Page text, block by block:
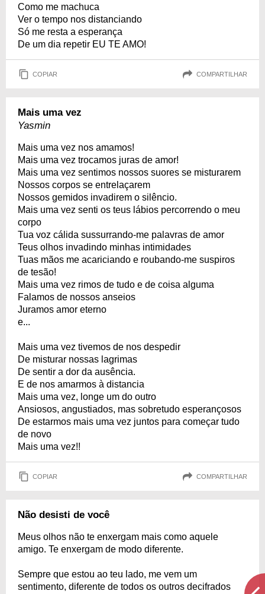
Como me machuca
Ver o tempo nos distanciando
Só me resta a esperança
De um dia repetir EU TE AMO!
COPIAR COMPARTILHAR
Mais uma vez
Yasmin
Mais uma vez nos amamos!
Mais uma vez trocamos juras de amor!
Mais uma vez sentimos nossos suores se misturarem
Nossos corpos se entrelaçarem
Nossos gemidos invadirem o silêncio.
Mais uma vez senti os teus lábios percorrendo o meu
corpo
Tua voz cálida sussurrando-me palavras de amor
Teus olhos invadindo minhas intimidades
Tuas mãos me acariciando e roubando-me suspiros
de tesão!
Mais uma vez rimos de tudo e de coisa alguma
Falamos de nossos anseios
Juramos amor eterno
e...
Mais uma vez tivemos de nos despedir
De misturar nossas lagrimas
De sentir a dor da ausência.
E de nos amarmos à distancia
Mais uma vez, longe um do outro
Ansiosos, angustiados, mas sobretudo esperançosos
De estarmos mais uma vez juntos para começar tudo
de novo
Mais uma vez!!
COPIAR COMPARTILHAR
Não desisti de você
Meus olhos não te enxergam mais como aquele
amigo. Te enxergam de modo diferente.
Sempre que estou ao teu lado, me vem um
sentimento, diferente de todos os outros decifrados